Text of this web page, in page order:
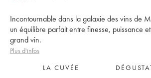
Incontournable dans la galaxie des vins de
un équilibre parfait entre finesse, puissance
grand vin.
Plus d'infos
LA CUVÉE